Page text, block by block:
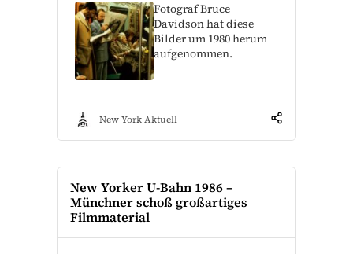
Fotograf Bruce
Davidson hat diese
Bilder um 1980 herum
aufgenommen.
New York Aktuell
New Yorker U-Bahn 1986 –
Münchner schoß großartiges
Filmmaterial